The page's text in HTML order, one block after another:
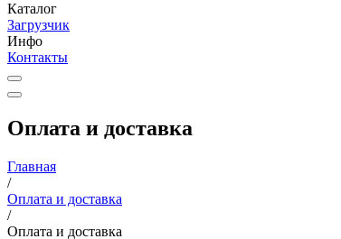
Каталог
Загрузчик
Инфо
Контакты
Оплата и доставка
Главная
/
Оплата и доставка
/
Оплата и доставка